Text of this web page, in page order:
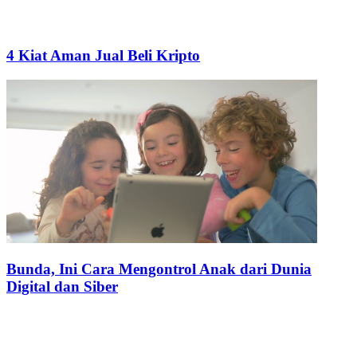
4 Kiat Aman Jual Beli Kripto
Bunda, Ini Cara Mengontrol Anak dari Dunia
Digital dan Siber